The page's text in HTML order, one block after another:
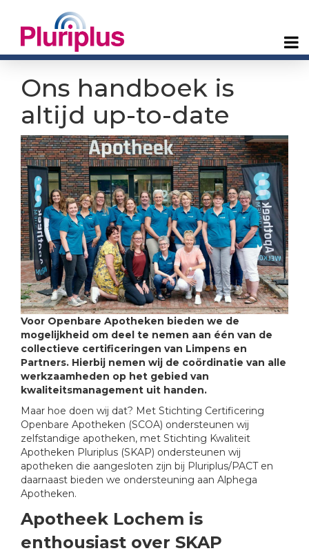
Ons handboek is
altijd up-to-date
Voor Openbare Apotheken bieden we de
mogelijkheid om deel te nemen aan één van de
collectieve certificeringen van Limpens en
Partners. Hierbij nemen wij de coördinatie van alle
werkzaamheden op het gebied van
kwaliteitsmanagement uit handen.
Maar hoe doen wij dat? Met Stichting Certificering
Openbare Apotheken (SCOA) ondersteunen wij
zelfstandige apotheken, met Stichting Kwaliteit
Apotheken Pluriplus (SKAP) ondersteunen wij
apotheken die aangesloten zijn bij Pluriplus/PACT en
daarnaast bieden we ondersteuning aan Alphega
Apotheken.
Apotheek Lochem is
enthousiast over SKAP